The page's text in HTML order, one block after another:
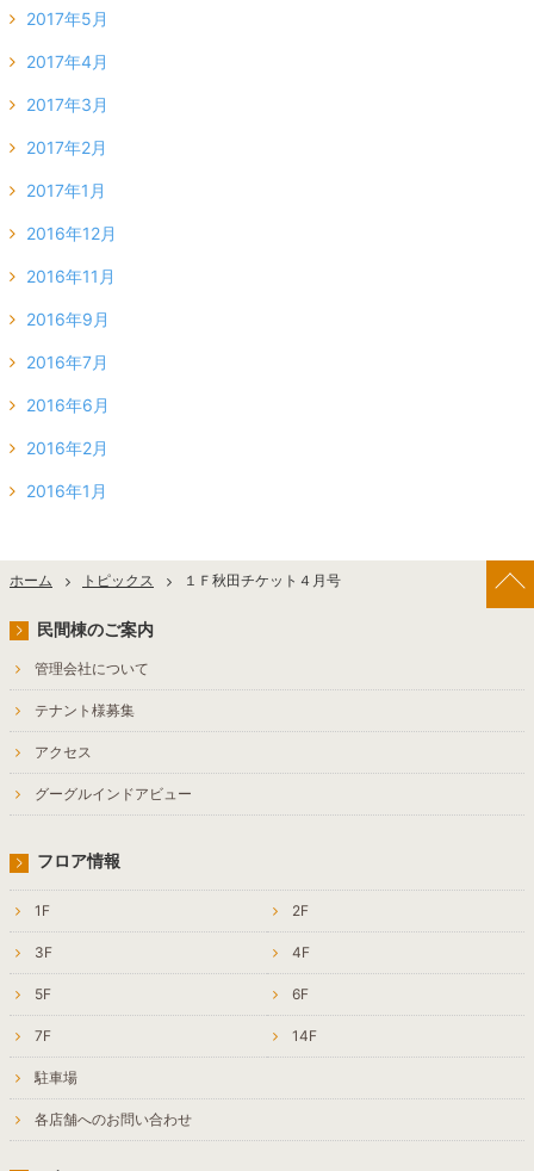
2017年5月
2017年4月
2017年3月
2017年2月
2017年1月
2016年12月
2016年11月
2016年9月
2016年7月
2016年6月
2016年2月
2016年1月
ホーム トピックス １Ｆ秋田チケット４月号
民間棟のご案内
管理会社について
テナント様募集
アクセス
グーグルインドアビュー
フロア情報
1F 2F
3F 4F
5F 6F
7F 14F
駐車場
各店舗へのお問い合わせ